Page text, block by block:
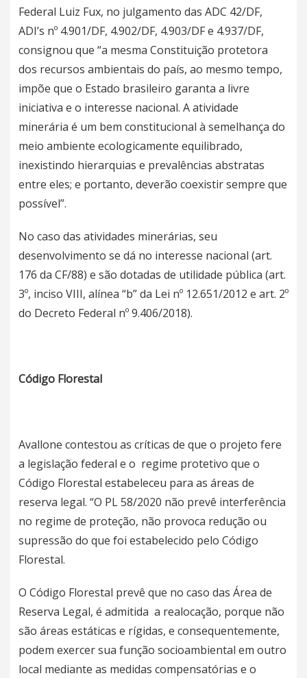
Federal Luiz Fux, no julgamento das ADC 42/DF,
ADI’s nº 4.901/DF, 4.902/DF, 4.903/DF e 4.937/DF,
consignou que “a mesma Constituição protetora
dos recursos ambientais do país, ao mesmo tempo,
impõe que o Estado brasileiro garanta a livre
iniciativa e o interesse nacional. A atividade
minerária é um bem constitucional à semelhança do
meio ambiente ecologicamente equilibrado,
inexistindo hierarquias e prevalências abstratas
entre eles; e portanto, deverão coexistir sempre que
possível”.
No caso das atividades minerárias, seu
desenvolvimento se dá no interesse nacional (art.
176 da CF/88) e são dotadas de utilidade pública (art.
3º, inciso VIII, alínea “b” da Lei nº 12.651/2012 e art. 2º
do Decreto Federal nº 9.406/2018).
Código Florestal
Avallone contestou as críticas de que o projeto fere
a legislação federal e o regime protetivo que o
Código Florestal estabeleceu para as áreas de
reserva legal. “O PL 58/2020 não prevê interferência
no regime de proteção, não provoca redução ou
supressão do que foi estabelecido pelo Código
Florestal.
O Código Florestal prevê que no caso das Área de
Reserva Legal, é admitida a realocação, porque não
são áreas estáticas e rígidas, e consequentemente,
podem exercer sua função socioambiental em outro
local mediante as medidas compensatórias e o